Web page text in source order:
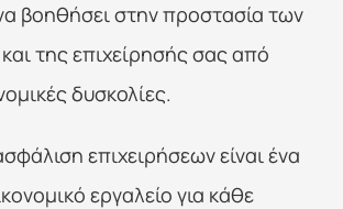
βοηθήσει στην προστασία των
της επιχείρησής σας από
δυσκολίες.
επιχειρήσεων είναι ένα
εργαλείο για κάθε